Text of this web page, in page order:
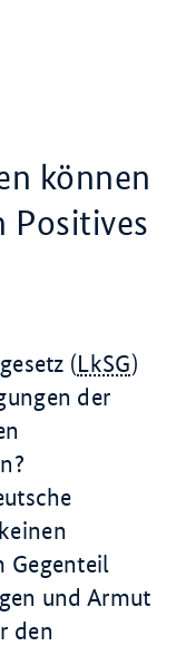
können
Positives
(LkSG)
der
Gegenteil
und Armut
den